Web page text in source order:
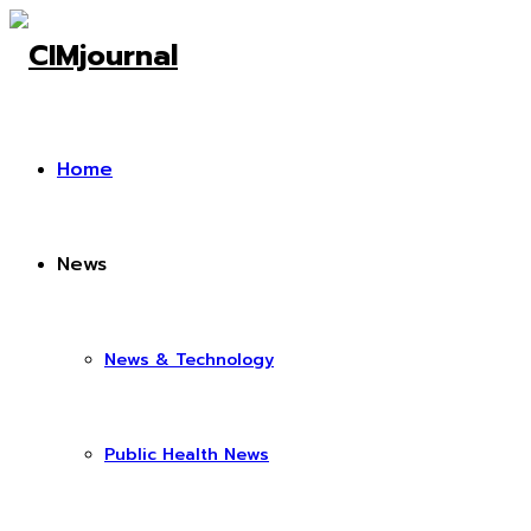
Home
News
News & Technology
Public Health News